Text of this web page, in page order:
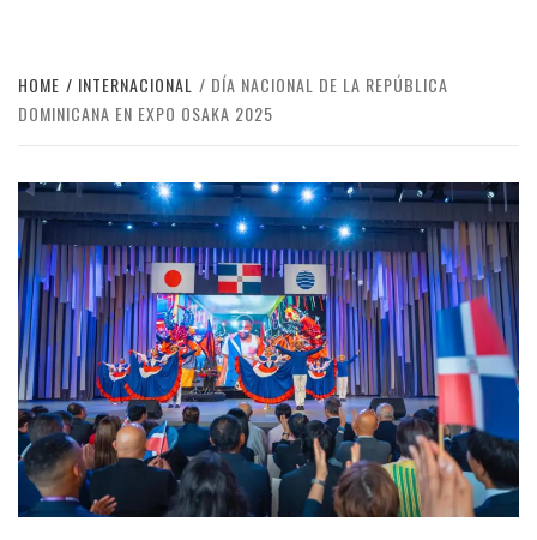
HOME INTERNACIONAL
DÍA NACIONAL DE LA REPÚBLICA
DOMINICANA EN EXPO OSAKA 2025